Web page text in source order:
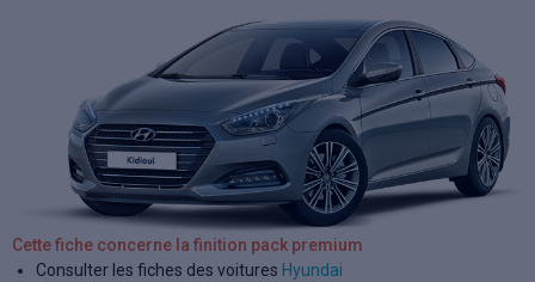
Cette fiche concerne la finition pack premium
Consulter les fiches des voitures Hyundai